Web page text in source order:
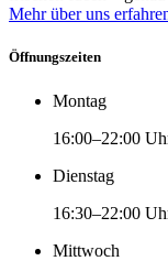
Mehr über uns
Öffnungszeiten
Montag
16:00–22:00
Dienstag
16:30–22:00
Mittwoch